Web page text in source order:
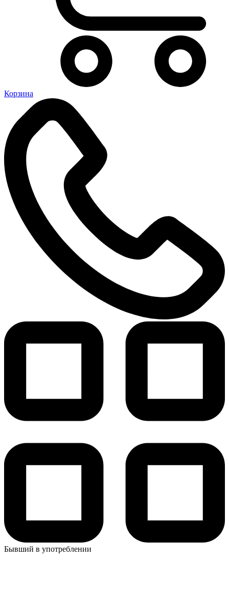
Корзина
Бывший в употреблении